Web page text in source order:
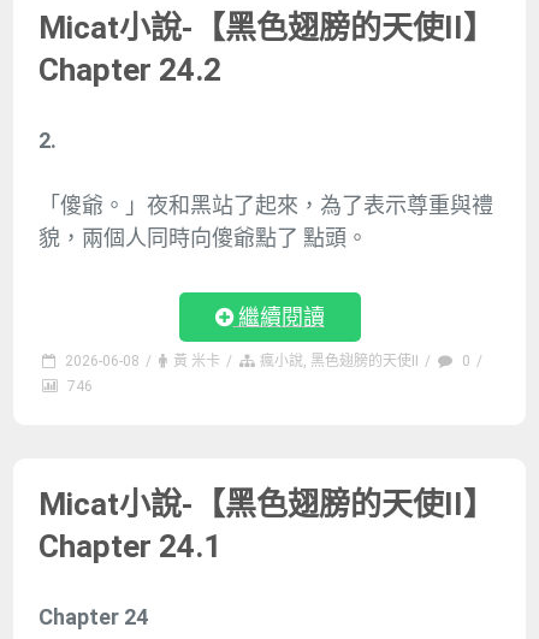
Micat小說-【黑色翅膀的天使II】
Chapter 24.2
2.
「傻爺。」夜和黑站了起來，為了表示尊重與禮
貌，兩個人同時向傻爺點了 點頭。
繼續閱讀
2026-06-08 / 黃 米卡 / 瘋小說 黑色翅膀的天使II / 0 /
746
Micat小說-【黑色翅膀的天使II】
Chapter 24.1
Chapter 24